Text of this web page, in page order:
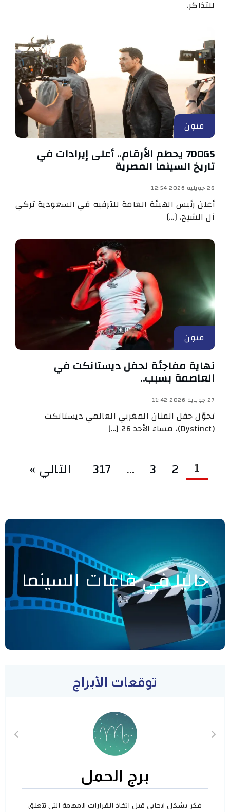
للتذاكر.
فنون
7DOGS يحطم الأرقام.. أعلى إيرادات في
تاريخ السينما المصرية
28 جويلية 2026 12:54
أعلن رئيس الهيئة العامة للترفيه في السعودية تركي
آل الشيخ، […]
فنون
نهاية مفاجئة لحفل ديستانكت في
العاصمة بسبب..
27 جويلية 2026 11:42
تحوّل حفل الفنان المغربي العالمي ديستانكت
(Dystinct)، مساء الأحد 26 […]
1
2
3
…
317 التالي »
حاليا في قاعات السينما
توقعات الأبراج
برج الحمل
فكر بشكل ايجابي قبل اتخاذ القرارات المهمة التي تتعلق